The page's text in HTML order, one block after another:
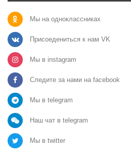
Мы на одноклассниках
Присоедениться к нам VK
Мы в instagram
Следите за нами на facebook
Мы в telegram
Наш чат в telegram
Мы в twitter